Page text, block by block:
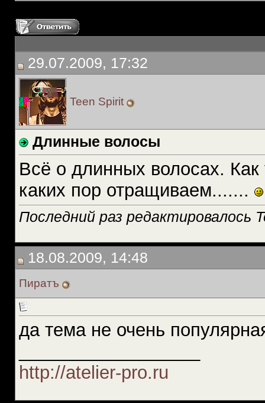
29.07.2009, 17:32
Teen Spirit
Длинные волосы
Всё о длинных волосах.
каких пор отращиваем.......
Последний раз редактировалось
18.08.2009, 14:48
Пиратъ
да тема не очень
http://atelier-pro.ru